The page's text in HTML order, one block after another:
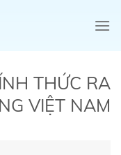
THỨC RA
VIỆT NAM